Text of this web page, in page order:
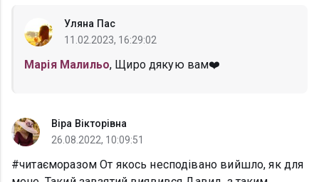
Уляна Пас
11.02.2023, 16:29:02
Марія Малильо, Щиро дякую вам❤️
Віра Вікторівна
26.08.2022, 10:09:51
#читаєморазом От якось несподівано вийшло, як для